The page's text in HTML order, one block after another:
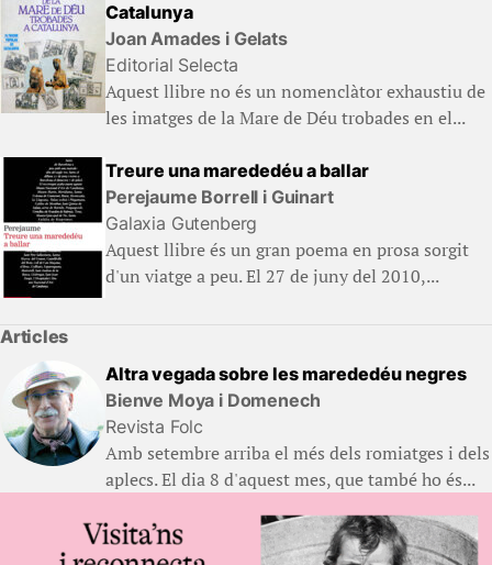
Catalunya
Joan Amades i Gelats
Editorial Selecta
Aquest llibre no és un nomenclàtor exhaustiu de
les imatges de la Mare de Déu trobades en el...
Treure una marededéu a ballar
Perejaume Borrell i Guinart
Galaxia Gutenberg
Aquest llibre és un gran poema en prosa sorgit
d'un viatge a peu. El 27 de juny del 2010,...
Articles
Altra vegada sobre les marededéu negres
Bienve Moya i Domenech
Revista Folc
Amb setembre arriba el més dels romiatges i dels
aplecs. El dia 8 d'aquest mes, que també ho és...